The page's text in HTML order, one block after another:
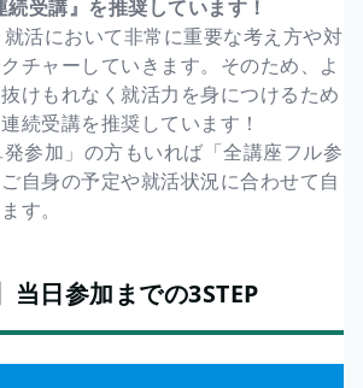
受講』を推奨しています！
活において非常に重要な考え方や対
チャーしていきます。そのため、よ
けもれなく就活力を身につけるため
続受講を推奨しています！
参加」の方もいれば「全講座フル参
自身の予定や就活状況に合わせて自
す。
当日参加までの3STEP